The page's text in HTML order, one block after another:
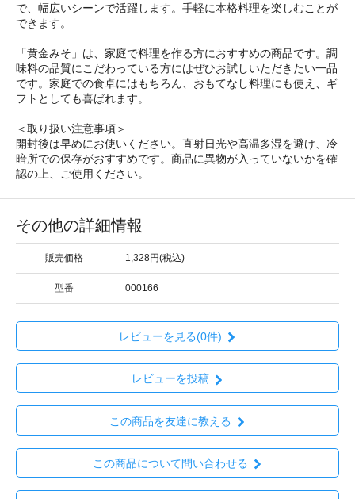
で、幅広いシーンで活躍します。手軽に本格料理を楽しむことが
できます。
「黄金みそ」は、家庭で料理を作る方におすすめの商品です。調
味料の品質にこだわっている方にはぜひお試しいただきたい一品
です。家庭での食卓にはもちろん、おもてなし料理にも使え、ギ
フトとしても喜ばれます。
＜取り扱い注意事項＞
開封後は早めにお使いください。直射日光や高温多湿を避け、冷
暗所での保存がおすすめです。商品に異物が入っていないかを確
認の上、ご使用ください。
その他の詳細情報
販売価格 1,328円(税込)
型番 000166
レビューを見る(0件)
レビューを投稿
この商品を友達に教える
この商品について問い合わせる